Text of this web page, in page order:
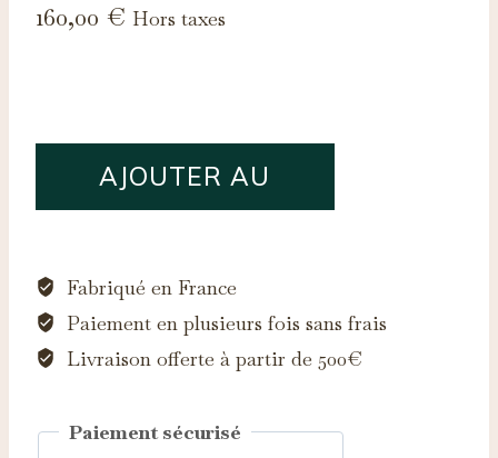
160,00 € Hors taxes
du
Mont
Blanc,
France,
AJOUTER AU
Fabriqué en France
Paiement en plusieurs fois sans frais
Livraison offerte à partir de 500€
Paiement sécurisé